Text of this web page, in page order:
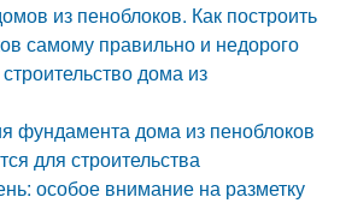
из пеноблоков. Как построить
самому правильно и недорого
дома из
фундамента дома из пеноблоков
для строительства
особое внимание на разметку